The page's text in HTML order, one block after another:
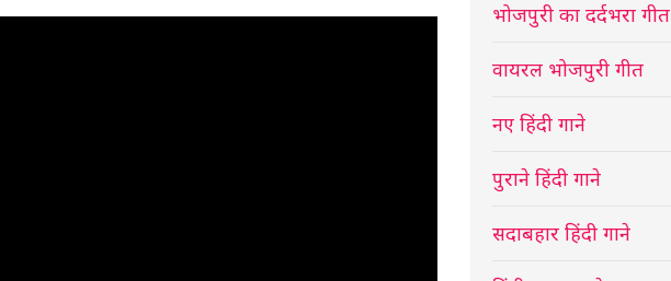
भोजपुरी का दर्दभरा गीत
वायरल भोजपुरी गीत
नए हिंदी गाने
पुराने हिंदी गाने
सदाबहार हिंदी गाने